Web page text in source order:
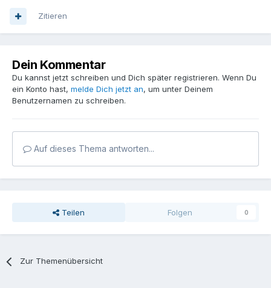
Zitieren
Dein Kommentar
Du kannst jetzt schreiben und Dich später registrieren. Wenn Du
ein Konto hast, melde Dich jetzt an, um unter Deinem
Benutzernamen zu schreiben.
Auf dieses Thema antworten...
Teilen Folgen 0
Zur Themenübersicht